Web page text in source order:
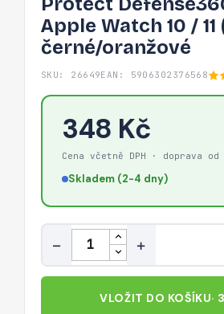
Apple Watch 10 /
černé/oranžové
SKU: 26649EAN: 5906302376568
348 Kč
Cena včetně DPH · doprava od
Skladem (2-4 dny)
Množství
− +
VLOŽIT DO KOŠÍKU·